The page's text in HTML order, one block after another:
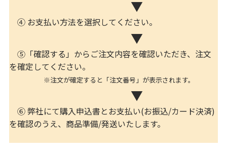
▼
④ お支払い方法を選択してください。
▼
⑤「確認する」からご注文内容を確認いただき、注文
を確定してください。
※注文が確定すると「注文番号」が表示されます。
▼
⑥ 弊社にて購入申込書とお支払い(お振込/カード決済)
を確認のうえ、商品準備/発送いたします。